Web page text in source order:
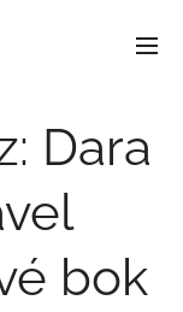
Dara
bok